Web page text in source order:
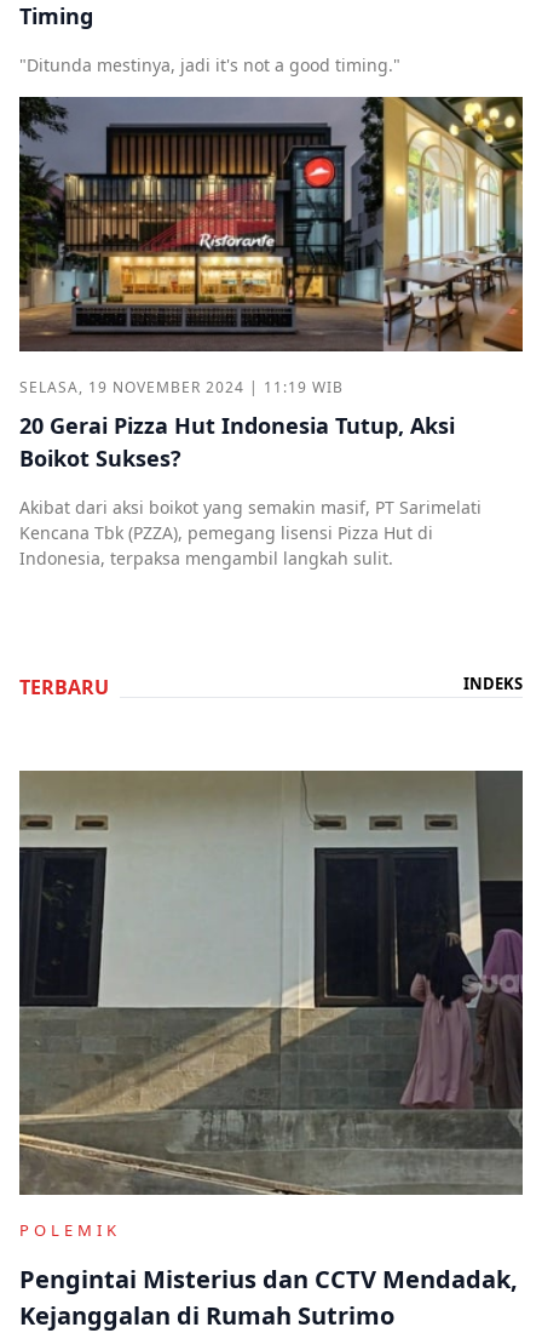
Timing
"Ditunda mestinya, jadi it's not a good timing."
SELASA, 19 NOVEMBER 2024 | 11:19 WIB
20 Gerai Pizza Hut Indonesia Tutup, Aksi
Boikot Sukses?
Akibat dari aksi boikot yang semakin masif, PT Sarimelati
Kencana Tbk (PZZA), pemegang lisensi Pizza Hut di
Indonesia, terpaksa mengambil langkah sulit.
TERBARU INDEKS
POLEMIK
Pengintai Misterius dan CCTV Mendadak,
Kejanggalan di Rumah Sutrimo